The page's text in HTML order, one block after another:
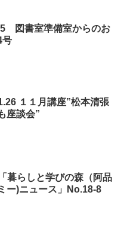
図書室準備室からのお
号
１１月講座”松本清張
座談会”
暮らしと学びの森（阿品
ー)ニュース」No.18-8